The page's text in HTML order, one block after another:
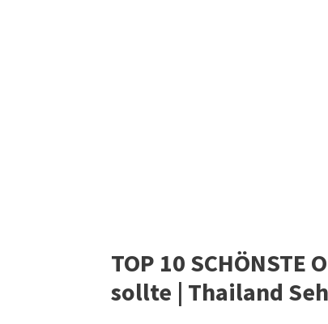
TOP 10 SCHÖNSTE
sollte | Thailand